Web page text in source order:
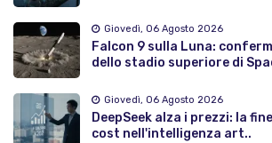
Giovedì, 06 Agosto 2026
Falcon 9 sulla Luna:
dello stadio superiore di
Giovedì, 06 Agosto 2026
DeepSeek alza i prezzi: la
cost nell'intelligenza art..